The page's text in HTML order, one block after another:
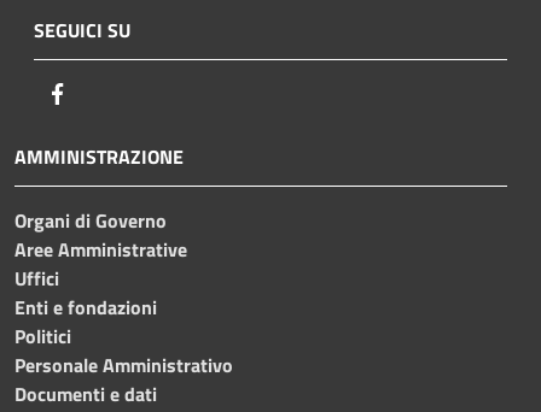
SEGUICI SU
AMMINISTRAZIONE
Organi di Governo
Aree Amministrative
Uffici
Enti e fondazioni
Politici
Personale Amministrativo
Documenti e dati